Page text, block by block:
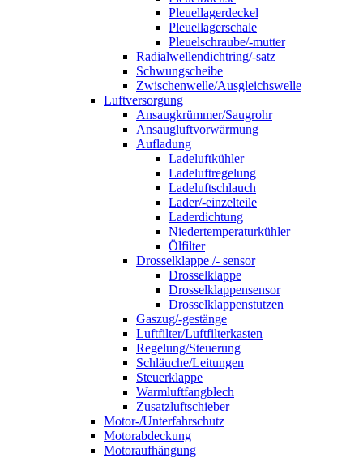
Pleuellagerdeckel
Pleuellagerschale
Pleuelschraube/-mutter
Radialwellendichtring/-satz
Schwungscheibe
Zwischenwelle/Ausgleichswelle
Luftversorgung
Ansaugkrümmer/Saugrohr
Ansaugluftvorwärmung
Aufladung
Ladeluftkühler
Ladeluftregelung
Ladeluftschlauch
Lader/-einzelteile
Laderdichtung
Niedertemperaturkühler
Ölfilter
Drosselklappe /- sensor
Drosselklappe
Drosselklappensensor
Drosselklappenstutzen
Gaszug/-gestänge
Luftfilter/Luftfilterkasten
Regelung/Steuerung
Schläuche/Leitungen
Steuerklappe
Warmluftfangblech
Zusatzluftschieber
Motor-/Unterfahrschutz
Motorabdeckung
Motoraufhängung